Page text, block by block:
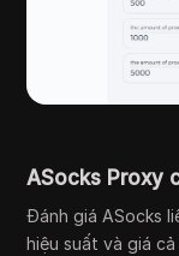
ASocks Proxy
Đánh giá ASocks
hiệu suất và giá